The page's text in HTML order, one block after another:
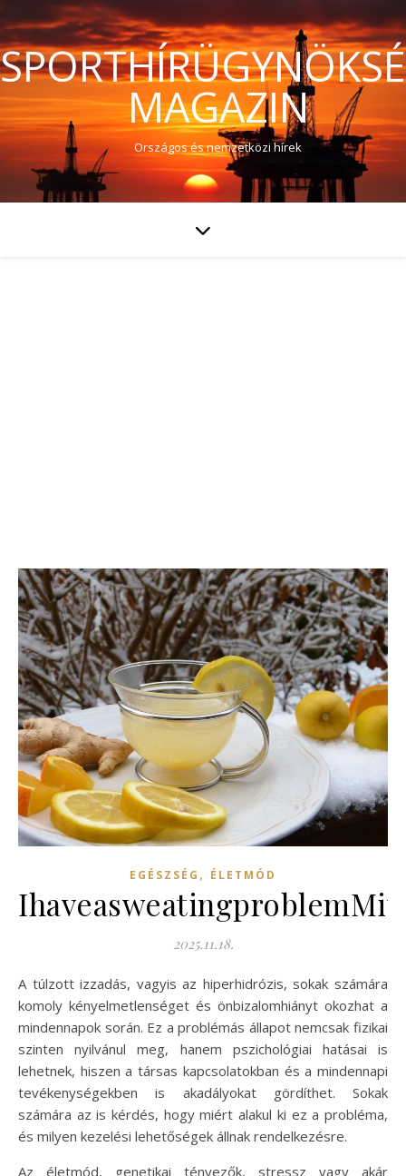
MAGAZIN
Országos és nemzetközi hírek
EGÉSZSÉG , ÉLETMÓD
2025.11.18.
A túlzott izzadás, vagyis az hiperhidrózis, sokak számára
komoly kényelmetlenséget és önbizalomhiányt okozhat a
mindennapok során. Ez a problémás állapot nemcsak fizikai
szinten nyilvánul meg, hanem pszichológiai hatásai is
lehetnek, hiszen a társas kapcsolatokban és a mindennapi
tevékenységekben is akadályokat gördíthet. Sokak
számára az is kérdés, hogy miért alakul ki ez a probléma,
és milyen kezelési lehetőségek állnak rendelkezésre.
Az életmód, genetikai tényezők, stressz vagy akár